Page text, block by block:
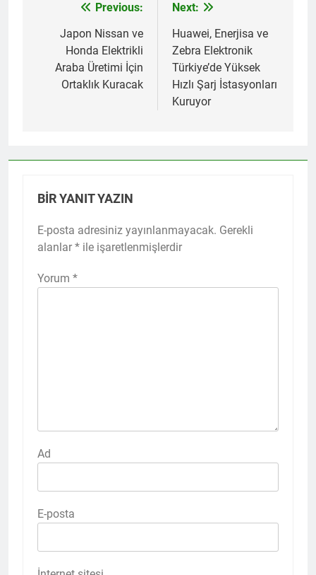
gezinmesi
Previous:
Japon Nissan ve
Honda Elektrikli
Araba Üretimi İçin
Ortaklık Kuracak
Next:
Huawei, Enerjisa ve
Zebra Elektronik
Türkiye’de Yüksek
Hızlı Şarj İstasyonları
Kuruyor
BIR YANIT YAZIN
E-posta adresiniz yayınlanmayacak. Gerekli
alanlar * ile işaretlenmişlerdir
Yorum *
Ad
E-posta